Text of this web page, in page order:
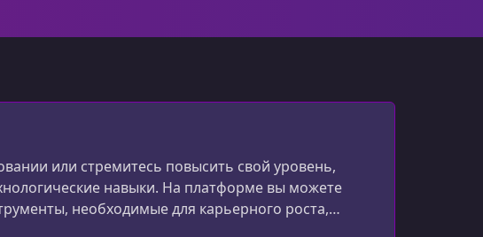
УРОК 17. 00:07:53
Adding the AI Agent Node
или стремитесь повысить свой уровень,
навыки. На платформе вы можете
необходимые для карьерного роста,
компаниях.